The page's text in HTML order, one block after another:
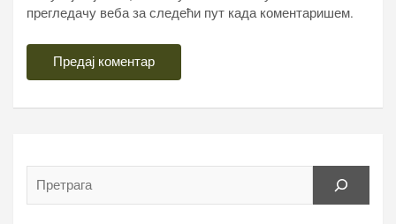
прегледачу веба за следећи пут када коментаришем.